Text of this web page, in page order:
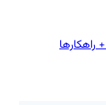
راهکارها